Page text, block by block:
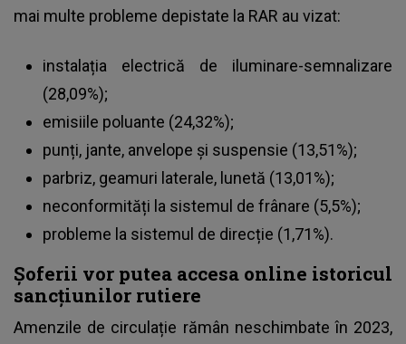
mai multe probleme depistate la RAR au vizat:
instalația electrică de iluminare-semnalizare
(28,09%);
emisiile poluante (24,32%);
punți, jante, anvelope și suspensie (13,51%);
parbriz, geamuri laterale, lunetă (13,01%);
neconformități la sistemul de frânare (5,5%);
probleme la sistemul de direcție (1,71%).
Șoferii vor putea accesa online istoricul
sancțiunilor rutiere
Amenzile de circulație rămân neschimbate în 2023,